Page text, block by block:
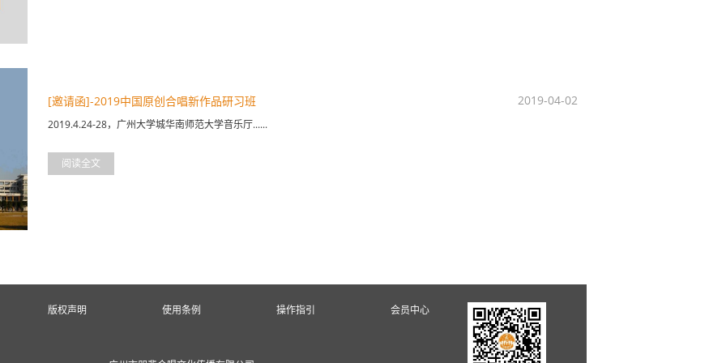
[邀请函]-2019中国原创合唱新作品研习班 2019-04-02
2019.4.24-28，广州大学城华南师范大学音乐厅......
阅读全文
版权声明 使用条例 操作指引 会员中心